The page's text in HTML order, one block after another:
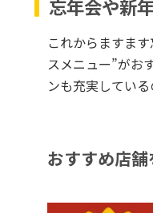
忘年会や新
これからますま
スメニュー”がお
ンも充実してい
おすすめ店舗